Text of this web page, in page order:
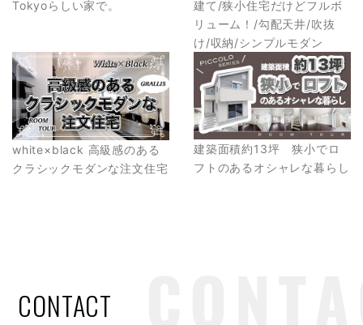
Tokyoらしい家で。
建て/狭小住宅だけどフルボ
リューム！/勾配天井/吹抜
け/収納/シンプルモダン
white×black 高級感のある
クラシックモダンな注文住宅
建築面積約13坪 狭小でロ
フトのあるオシャレな暮らし
CONTACT